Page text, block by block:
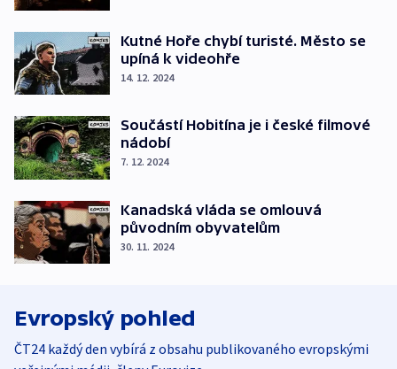
Kutné Hoře chybí turisté. Město se
upíná k videohře
14. 12. 2024
Součástí Hobitína je i české filmové
nádobí
7. 12. 2024
Kanadská vláda se omlouvá
původním obyvatelům
30. 11. 2024
Evropský pohled
ČT24 každý den vybírá z obsahu publikovaného evropskými